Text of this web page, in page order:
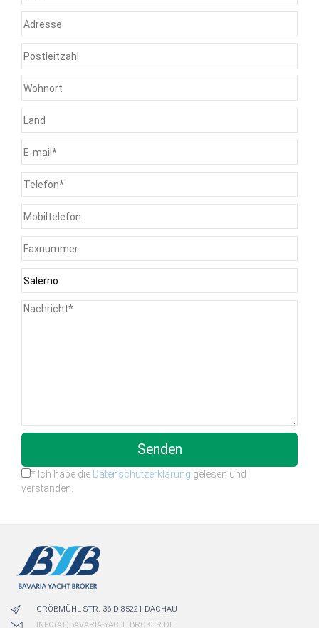
Senden
* Ich habe die Datenschutzerklärung gelesen und
verstanden.
GRÖBMÜHL STR. 36 D-85221 DACHAU
INFO(AT)BAVARIA-YACHTBROKER.DE